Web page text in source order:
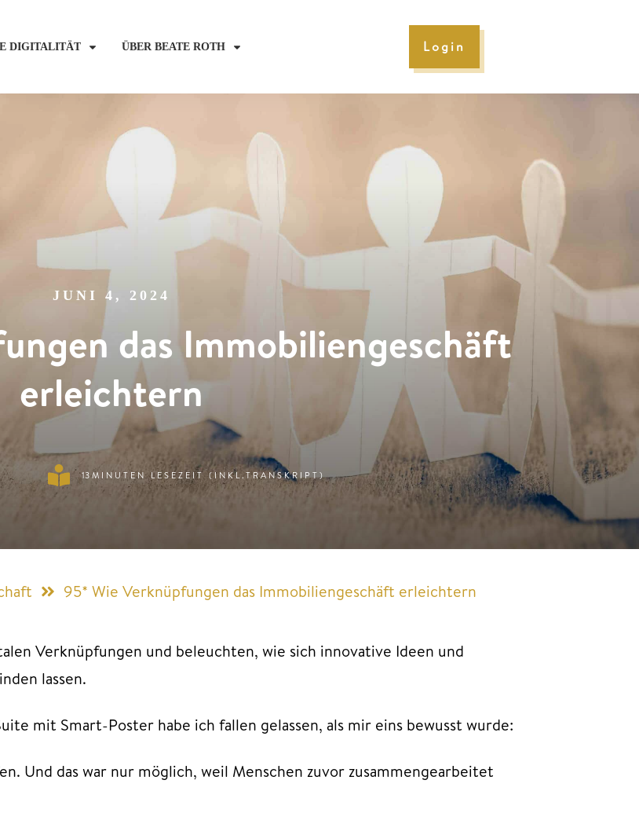
DIGITALITÄT ÜBER BEATE ROTH Login
JUNI 4, 2024
das Immobiliengeschäft
erleichtern
13MINUTEN LESEZEIT (INKL.TRANSKRIPT)
95* Wie Verknüpfungen das Immobiliengeschäft erleichtern
Verknüpfungen und beleuchten, wie sich innovative Ideen und
lassen.
mit Smart-Poster habe ich fallen gelassen, als mir eins bewusst wurde:
Und das war nur möglich, weil Menschen zuvor zusammengearbeitet